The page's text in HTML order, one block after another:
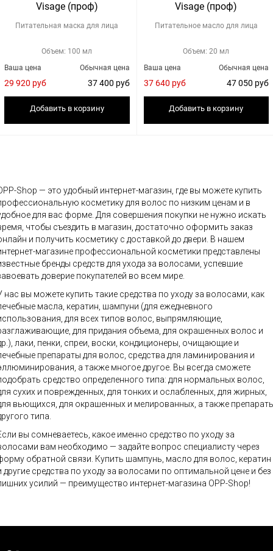
Visage (проф)
Питательная маска для лица
Объем: 100 мл
Обычная цена
37 400 руб
Ваша цена
29 920 руб
Добавить в корзину
Visage (проф)
Питательное масло для лица
Объем: 20 мл
Обычная цена
47 050 руб
Ваша цена
37 640 руб
Добавить в корзину
Shop — это удобный интернет-магазин, где вы можете купить
косметику для волос по низким ценам и в
для вас форме. Для совершения покупки не нужно искать
чтобы съездить в магазин, достаточно оформить заказ
и получить косметику с доставкой до двери. В нашем
магазине профессиональной косметики представлены
бренды средств для ухода за волосами, успевшие
доверие покупателей во всем мире.
нас вы можете купить такие средства по уходу за волосами, как
масла, кератин, шампуни (для ежедневного
для всех типов волос, выпрямляющие,
для придания объема, для окрашенных волос и
лаки, пенки, спреи, воски, кондиционеры, очищающие и
препараты для волос, средства для ламинирования и
а также многое другое. Вы всегда сможете
средство определенного типа: для нормальных волос,
сухих и поврежденных, для тонких и ослабленных, для жирных,
вьющихся, для окрашенных и мелированных, а также
типа.
вы сомневаетесь, какое именно средство по уходу за
вам необходимо — задайте вопрос специалисту через
обратной связи. Купить шампунь, масло для волос, кератин
другие средства по уходу за волосами по оптимальной цене и без
усилий — преимущество интернет-магазина OPP-Shop!